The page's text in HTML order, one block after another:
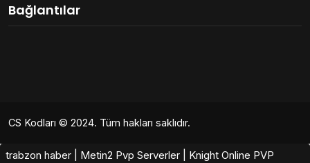
Bağlantılar
CS Kodları © 2024. Tüm hakları saklıdır.
trabzon haber Metin2 Pvp Serverler
Knight Online PVP